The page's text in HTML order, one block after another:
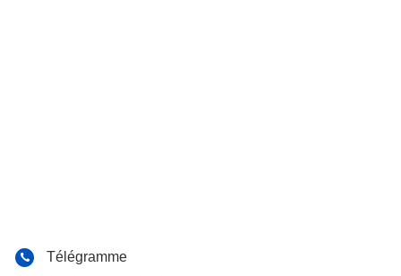
Télégramme